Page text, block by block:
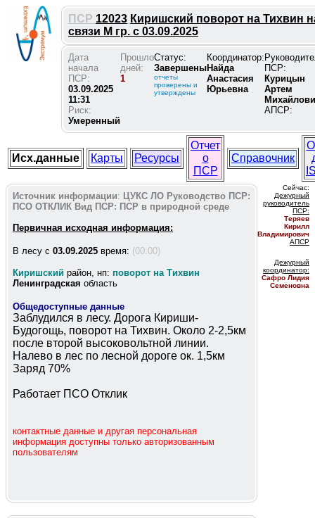
ПСР 12023 Киришский поворот на Тихвин
связи М гр. с 03.09.2025
Дата
начала
ПСР:
03.09.2025
11:31
Риск:
Умеренный
Прошло
дней:
1
Статус:
Завершены
отчеты
проверены и
утверждены
Координатор:
Найда
Анастасия
Юрьевна
ПСР:
Курицын
Артем
АПСР:
Исх.данные Карты Ресурсы
Отчет
о
ПСР
Справочник
Источник информации: ЦУКС ЛО Руководство ПСР:
ПСО ОТКЛИК Вид ПСР: ПСР в природной среде
Первичная исходная информация:
В лесу c 03.09.2025 время: (00:00)
Киришский район, нп: поворот на Тихвин
Ленинградская область
Общедоступные данные
Заблудился в лесу. Дорога Кириши-
Будогощь, поворот на Тихвин. Около 2-2,5км
после второй высоковольтной линии.
Налево в лес по лесной дороге ок. 1,5км
Заряд 70%
Работает ПСО Отклик
контактные данные и другая персональная
информация доступны только авторизованным
пользователям
Сейчас:
Дежурный
руководитель
ПСР:
Теряев
Кирилл
Владимирович
АПСР
Дежурный
координатор:
Сафро Лидия
Семеновна